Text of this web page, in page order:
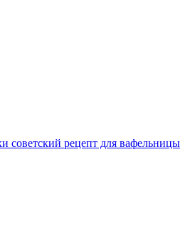
советский рецепт для вафельницы